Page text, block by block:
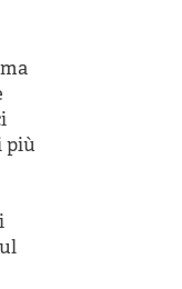
più